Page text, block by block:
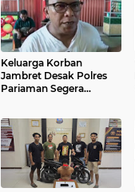
Keluarga Korban
Jambret Desak Polres
Pariaman Segera